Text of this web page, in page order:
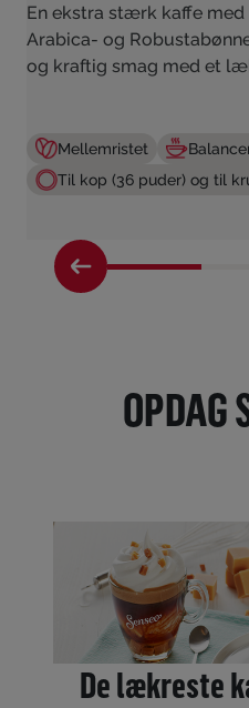
En ekstra stærk kaffe
Arabica- og
og kraftig smag med et
Mellemristet
Til kop (36 puder) og til
OPDAG
De lækreste